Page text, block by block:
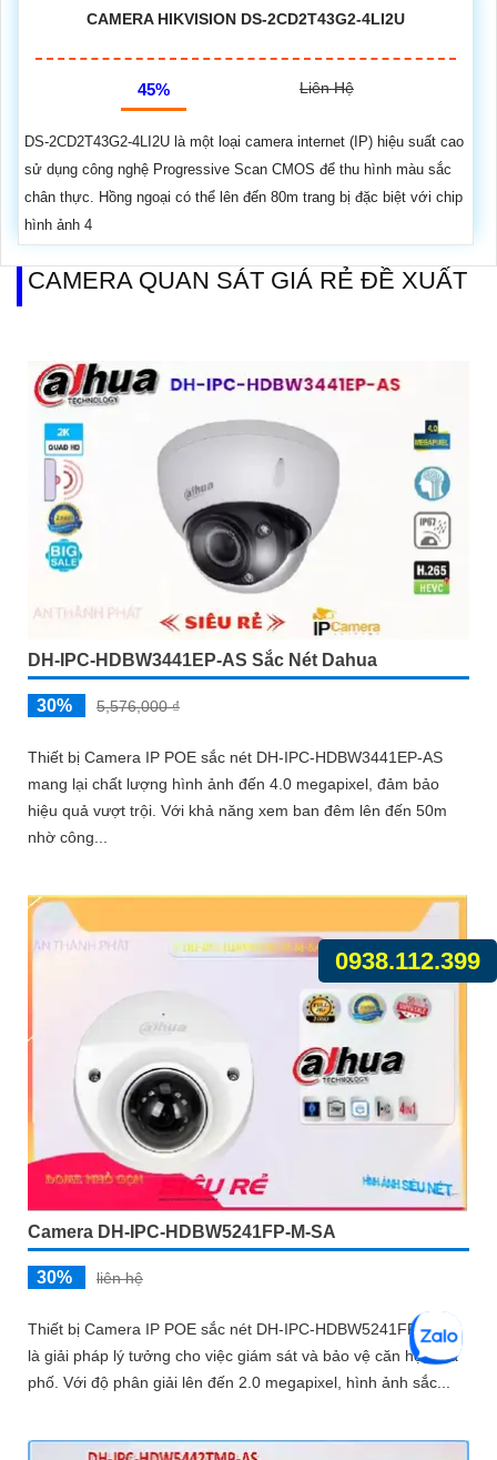
CAMERA HIKVISION DS-2CD2T43G2-4LI2U
45% Liên Hệ
DS-2CD2T43G2-4LI2U là một loại camera internet (IP) hiệu suất cao
sử dụng công nghệ Progressive Scan CMOS để thu hình màu sắc
chân thực. Hồng ngoại có thể lên đến 80m trang bị đặc biệt với chip
hình ảnh 4
CAMERA QUAN SÁT GIÁ RẺ ĐỀ XUẤT
DH-IPC-HDBW3441EP-AS Sắc Nét Dahua
30% 5,576,000 ₫
Thiết bị Camera IP POE sắc nét DH-IPC-HDBW3441EP-AS
mang lại chất lượng hình ảnh đến 4.0 megapixel, đảm bảo
hiệu quả vượt trội. Với khả năng xem ban đêm lên đến 50m
nhờ công...
Camera DH-IPC-HDBW5241FP-M-SA
30% liên hệ
Thiết bị Camera IP POE sắc nét DH-IPC-HDBW5241FP-M-SA
là giải pháp lý tưởng cho việc giám sát và bảo vệ căn hộ, nhà
phố. Với độ phân giải lên đến 2.0 megapixel, hình ảnh sắc...
0938.112.399